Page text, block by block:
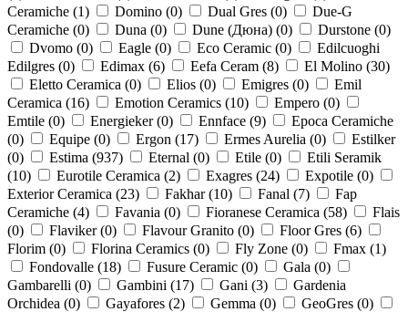
Ceramiche (1) Domino (0) Dual Gres (0)
Due-G
Ceramiche (0) Duna (0) Dune (Дюна) (0) Durstone (0)
Dvomo (0) Eagle (0) Eco Ceramic (0)
Edilcuoghi
Edilgres (0) Edimax (6) Eefa Ceram (8) El Molino (30)
Eletto Ceramica (0) Elios (0) Emigres (0)
Emil
Ceramica (16) Emotion Ceramics (10) Empero (0)
Emtile (0) Energieker (0) Ennface (9)
Epoca Ceramiche
(0) Equipe (0) Ergon (17) Ermes Aurelia (0)
Estilker
(0) Estima (937) Eternal (0) Etile (0)
Etili Seramik
(10) Eurotile Ceramica (2) Exagres (24) Expotile (0)
Exterior Ceramica (23) Fakhar (10) Fanal (7)
Fap
Ceramiche (4) Favania (0) Fioranese Ceramica (58)
Flais
(0) Flaviker (0) Flavour Granito (0) Floor Gres (6)
Florim (0) Florina Ceramics (0) Fly Zone (0) Fmax (1)
Fondovalle (18) Fusure Ceramic (0) Gala (0)
Gambarelli (0) Gambini (17) Gani (3)
Gardenia
Orchidea (0) Gayafores (2) Gemma (0) GeoGres (0)